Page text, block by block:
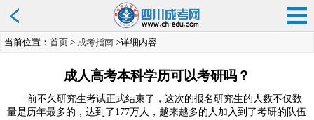
当前位置： 首页 > 成考指南 >详细内容
成人高考本科学历可以考研吗？
前不久研究生考试正式结束了，这次的报名研究生的人数不仅数
量是历年最多的，达到了177万人，越来越多的人加入到了考研的队伍